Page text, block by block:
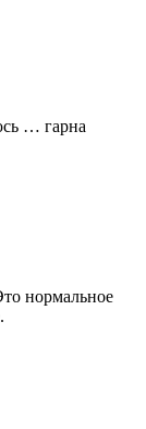
… гарна
нормальное